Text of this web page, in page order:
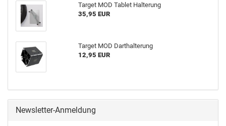
Tar­get MOD Ta­blet Hal­te­rung
35,95 EUR
Tar­get MOD Dart­hal­te­rung
12,95 EUR
Newsletter-Anmeldung